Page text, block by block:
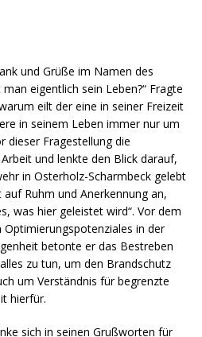
und Grüße im Namen des
eigentlich sein Leben?“ Fragte
eilt der eine in seiner Freizeit
in seinem Leben immer nur um
dieser Fragestellung die
und lenkte den Blick darauf,
in Osterholz-Scharmbeck gelebt
Ruhm und Anerkennung an,
was hier geleistet wird“. Vor dem
in der
betonte er das Bestreben
zu tun, um den Brandschutz
um Verständnis für begrenzte
hierfür.
sich in seinen Grußworten für